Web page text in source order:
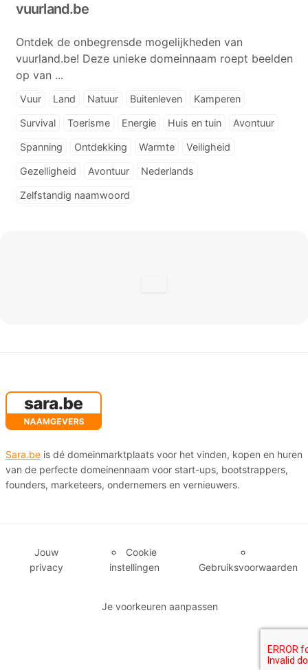
vuurland.be
Ontdek de onbegrensde mogelijkheden van
vuurland.be! Deze unieke domeinnaam roept beelden
op van ...
Vuur Land Natuur Buitenleven Kamperen
Survival Toerisme Energie Huis en tuin Avontuur
Spanning Ontdekking Warmte Veiligheid
Gezelligheid Avontuur Nederlands
Zelfstandig naamwoord
Sara.beis dé domeinmarktplaats voor het vinden, kopen en huren
van de perfecte domeinennaam voor start-ups, bootstrappers,
founders, marketeers, ondernemers en vernieuwers.
Jouw
privacy
Cookie
instellingen
Gebruiksvoorwaarden
Je voorkeuren aanpassen